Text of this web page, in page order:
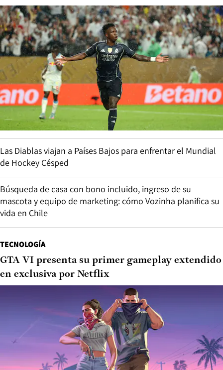
Las Diablas viajan a Países Bajos para enfrentar el Mundial
de Hockey Césped
Búsqueda de casa con bono incluido, ingreso de su
mascota y equipo de marketing: cómo Vozinha planifica su
vida en Chile
TECNOLOGÍA
GTA VI presenta su primer gameplay extendido
en exclusiva por Netflix